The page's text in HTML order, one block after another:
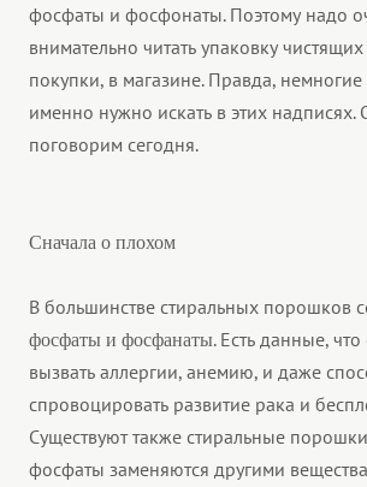
фосфаты и фосфонаты. Поэтому надо
внимательно читать упаковку
покупки, в магазине. Правда, немногие
именно нужно искать в этих надписях.
поговорим сегодня.
Сначала о плохом
В большинстве стиральных порошков
фосфаты и фосфанаты. Есть данные,
вызвать аллергии, анемию, и даже
спровоцировать развитие рака и
Существуют также стиральные
фосфаты заменяются другими